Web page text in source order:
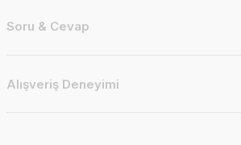
Soru & Cevap
Alışveriş Deneyimi